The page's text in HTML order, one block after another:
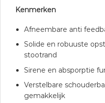
Kenmerken
Afneembare anti
Solide en robuuste
stootrand
Sirene en absporptie
Verstelbare
gemakkelijk